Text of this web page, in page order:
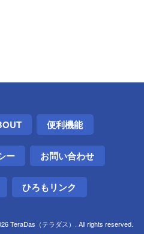
便利機能
ー お問い合わせ
ひろもリンク
TeraDas（テラダス）. All rights reserved.